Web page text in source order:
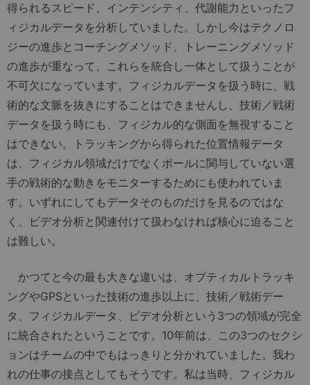
得られるスピード、インテンシティ、代謝能力といったフ
ィジカルデータを分析していました。しかし今はテクノロ
ジーの進歩とコーチングメソッド、トレーニングメソッド
の進歩が重なって、これらを統合し一体として扱うことが
不可欠になっています。フィジカルデータを扱う時に、戦
術的な文脈を抜きにすることはできませんし、技術／戦術
データを扱う時にも、フィジカル的な側面を無視すること
はできない。トラッキングから得られた位置情報データ
は、フィジカル領域だけでなくボールに関与していない選
手の戦術的な動きをモニターするためにも使われていま
す。いずれにしてもデータそのものだけを見るのではな
く、ビデオ分析と関連付けて扱わなければ核心に迫ること
は難しい。
かつてと今の最も大きな違いは、オプティカルトラッキ
ングやGPSといった技術の進歩以上に、技術／戦術デー
タ、フィジカルデータ、ビデオ分析という3つの領域が完全
に統合されたということです。10年前は、この3つのセクシ
ョンはチームの中でもはっきりと分かれていました。我わ
れの仕事の接点としてもそうです。私は当時、フィジカル